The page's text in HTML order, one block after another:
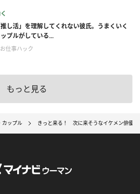
推し活」を理解してくれない彼氏。うまくいく
プルがしている...
仕事ハック
もっと見る
カップル きっと来る！ 次に来そうなイケメン俳優5